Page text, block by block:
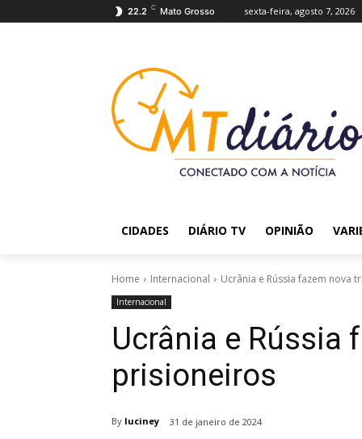
22.2 C Mato Grosso sexta-feira, agosto 7, 2026
CIDADES DIÁRIO TV OPINIÃO
Home Internacional Ucrânia e Rússia fazem nova
Internacional
Ucrânia e Rússia
prisioneiros
By luciney 31 de janeiro de 2024